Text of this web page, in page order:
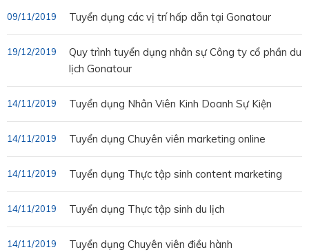
Tuyển dụng các vị trí hấp dẫn tại Gonatour
09/11/2019
Quy trình tuyển dụng nhân sự Công ty cổ phần du
lịch Gonatour
19/12/2019
Tuyển dụng Nhân Viên Kinh Doanh Sự Kiện
14/11/2019
Tuyển dụng Chuyên viên marketing online
14/11/2019
Tuyển dụng Thực tập sinh content marketing
14/11/2019
Tuyển dụng Thực tập sinh du lịch
14/11/2019
Tuyển dụng Chuyên viên điều hành
14/11/2019